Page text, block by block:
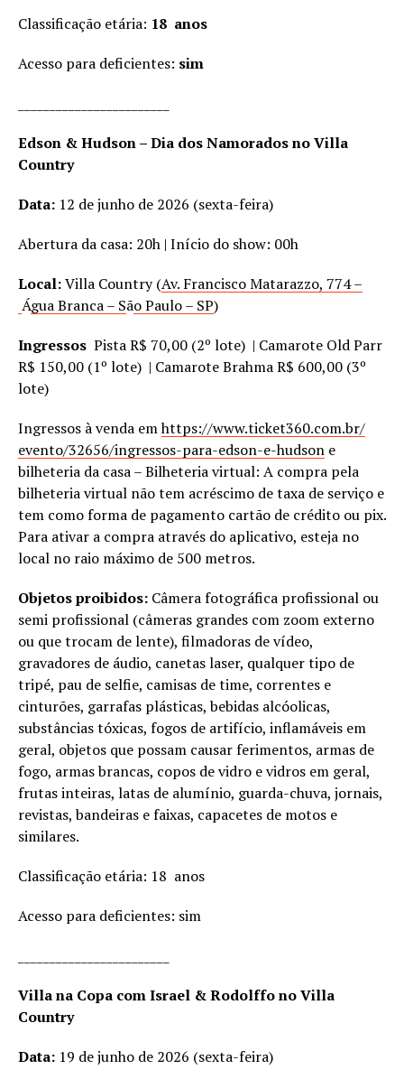
Classificação etária: 18 anos
Acesso para deficientes: sim
Edson & Hudson – Dia dos Namorados no Villa
Country
Data: 12 de junho de 2026 (sexta-feira)
Abertura da casa: 20h | Início do show: 00h
Local:Villa Country (Av. Francisco Matarazzo, 774 –
Água Branca – São Paulo – SP)
Ingressos Pista R$ 70,00 (2º lote) | Camarote Old Parr
R$ 150,00 (1º lote) | Camarote Brahma R$ 600,00 (3º
lote)
Ingressos à venda emhttps://www.ticket360.com.br/
evento/32656/ingressos-para-edson-e-hudson e
bilheteria da casa – Bilheteria virtual: A compra pela
bilheteria virtual não tem acréscimo de taxa de serviço e
tem como forma de pagamento cartão de crédito ou pix.
Para ativar a compra através do aplicativo, esteja no
local no raio máximo de 500 metros.
Objetos proibidos: Câmera fotográfica profissional ou
semi profissional (câmeras grandes com zoom externo
ou que trocam de lente), filmadoras de vídeo,
gravadores de áudio, canetas laser, qualquer tipo de
tripé, pau de selfie, camisas de time, correntes e
cinturões, garrafas plásticas, bebidas alcóolicas,
substâncias tóxicas, fogos de artifício, inflamáveis em
geral, objetos que possam causar ferimentos, armas de
fogo, armas brancas, copos de vidro e vidros em geral,
frutas inteiras, latas de alumínio, guarda-chuva, jornais,
revistas, bandeiras e faixas, capacetes de motos e
similares.
Classificação etária: 18 anos
Acesso para deficientes: sim
Villa na Copa com Israel & Rodolffo no Villa
Country
Data: 19 de junho de 2026 (sexta-feira)